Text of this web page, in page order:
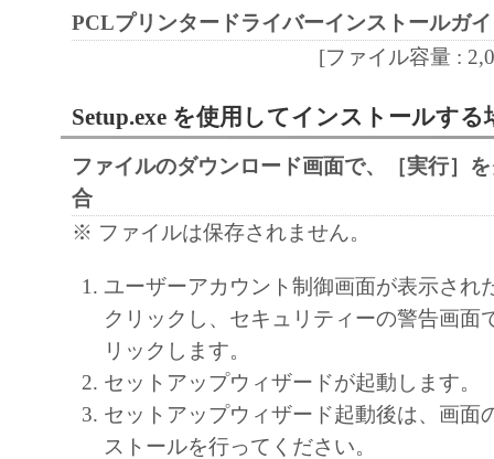
SOFTWARE, OR PROVIDING YOU WITH
FIXES OR SUPPORT FOR THE
[NO WARRANTY] THE SOFTWARE IS
WITHOUT WARRANTY OF ANY KIND,
EXPRESSED OR IMPLIED, INCLUDING,
LIMITED TO THE IMPLIED WARRANTIES
MERCHANTABILITY AND FITNESS FOR
PURP OS E. THE ENTIRE RISK AS TO
PERFORMANCE OF THE SOFTWARE IS
SHOULD THE SOFTWARE PROVE
ASSUME THE ENTIRE C OS T OF ALL
SERVICING, REPAIR OR CORRECTION.
LEGAL JURISDICTIONS DO NOT ALLOW
PCLプリンタードライバーインストールガ
[ファイル容量 :
Setup.exe を使用してインストールする
ファイルのダウンロード画面で、［実行］
合
※ ファイルは保存されません。
ユーザーアカウント制御画面が表示され
クリックし、セキュリティーの警告画面
リックします。
セットアップウィザードが起動します。
セットアップウィザード起動後は、画面
ストールを行ってください。